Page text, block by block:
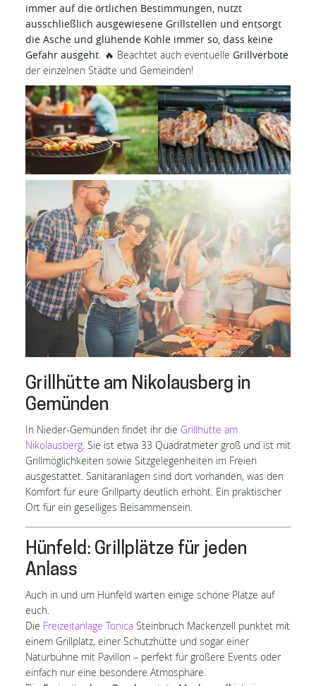
immer auf die örtlichen Bestimmungen, nutzt
ausschließlich ausgewiesene Grillstellen und entsorgt
die Asche und glühende Kohle immer so, dass keine
Gefahr ausgeht. 🔥 Beachtet auch eventuelle Grillverbote
der einzelnen Städte und Gemeinden!
Grillhütte am Nikolausberg in
Gemünden
In Nieder-Gemünden findet ihr die Grillhütte am
Nikolausberg . Sie ist etwa 33 Quadratmeter groß und ist mit
Grillmöglichkeiten sowie Sitzgelegenheiten im Freien
ausgestattet. Sanitäranlagen sind dort vorhanden, was den
Komfort für eure Grillparty deutlich erhöht. Ein praktischer
Ort für ein geselliges Beisammensein.
Hünfeld: Grillplätze für jeden
Anlass
Auch in und um Hünfeld warten einige schöne Plätze auf
euch.
Die Freizeitanlage Tonica Steinbruch Mackenzell punktet mit
einem Grillplatz, einer Schutzhütte und sogar einer
Naturbühne mit Pavillon – perfekt für größere Events oder
einfach nur eine besondere Atmosphäre.